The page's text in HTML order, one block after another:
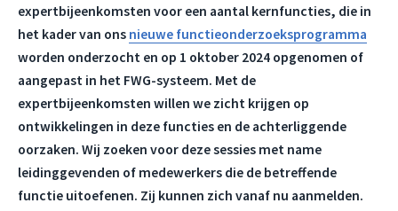
expertbijeenkomsten voor een aantal kernfuncties, die in
het kader van ons nieuwe functieonderzoeksprogramma
worden onderzocht en op 1 oktober 2024 opgenomen of
aangepast in het FWG-systeem. Met de
expertbijeenkomsten willen we zicht krijgen op
ontwikkelingen in deze functies en de achterliggende
oorzaken. Wij zoeken voor deze sessies met name
leidinggevenden of medewerkers die de betreffende
functie uitoefenen. Zij kunnen zich vanaf nu aanmelden.